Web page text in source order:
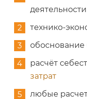
технико-
обоснование
расчёт
затрат
любые